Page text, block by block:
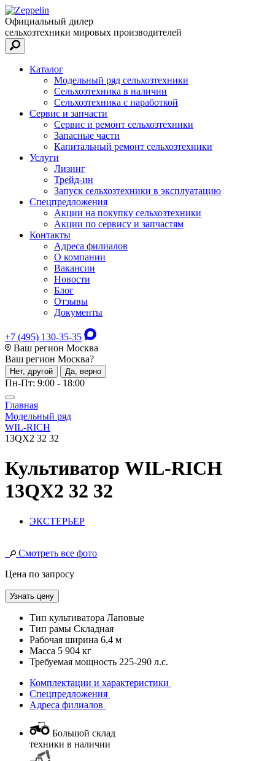
Официальный дилер
сельхозтехники мировых производителей
Каталог
Модельный ряд сельхозтехники
Сельхозтехника в наличии
Сельхозтехника с наработкой
Сервис и запчасти
Сервис и ремонт сельхозтехники
Запасные части
Капитальный ремонт сельхозтехники
Услуги
Лизинг
Трейд-ин
Запуск сельхозтехники в эксплуатацию
Спецпредложения
Акции на покупку сельхозтехники
Акции по сервису и запчастям
Контакты
Адреса филиалов
О компании
Вакансии
Новости
Блог
Отзывы
Документы
+7 (495) 130-35-35
Ваш регион Москва
Ваш регион Москва?
Нет, другой Да, верно
Пн-Пт: 9:00 - 18:00
Главная
Модельный ряд
WIL-RICH
13QX2 32 32
Культиватор WIL-RICH
13QX2 32 32
ЭКСТЕРЬЕР
Смотреть все фото
Цена по запросу
Узнать цену
Тип культиватора Лаповые
Тип рамы Складная
Рабочая ширина 6,4 м
Масса 5 904 кг
Требуемая мощность 225-290 л.с.
Комплектации и характеристики
Спецпредложения
Адреса филиалов
Большой склад
техники в наличии